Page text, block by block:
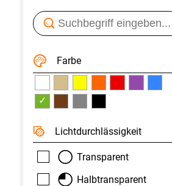
Farbe
✓
Licht­durchlässigkeit
Transparent
Halbtransparent